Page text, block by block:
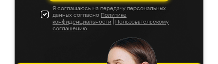
Я соглашаюсь на передачу персональных
данных согласно Политике
конфиденциальности
Пользовательскому
соглашению